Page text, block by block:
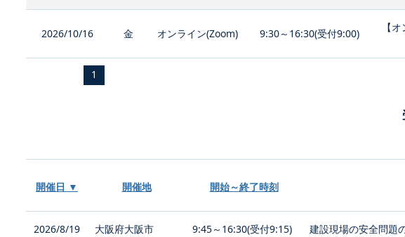
2026/10/16 金 オンライン(Zoom) 9:30～16:30(受付9:00)
【
1
開催日 ▼ 開催地 開始～終了時刻
2026/8/19 大阪府大阪市 9:45～16:30(受付9:15) 建設現場の安全問題